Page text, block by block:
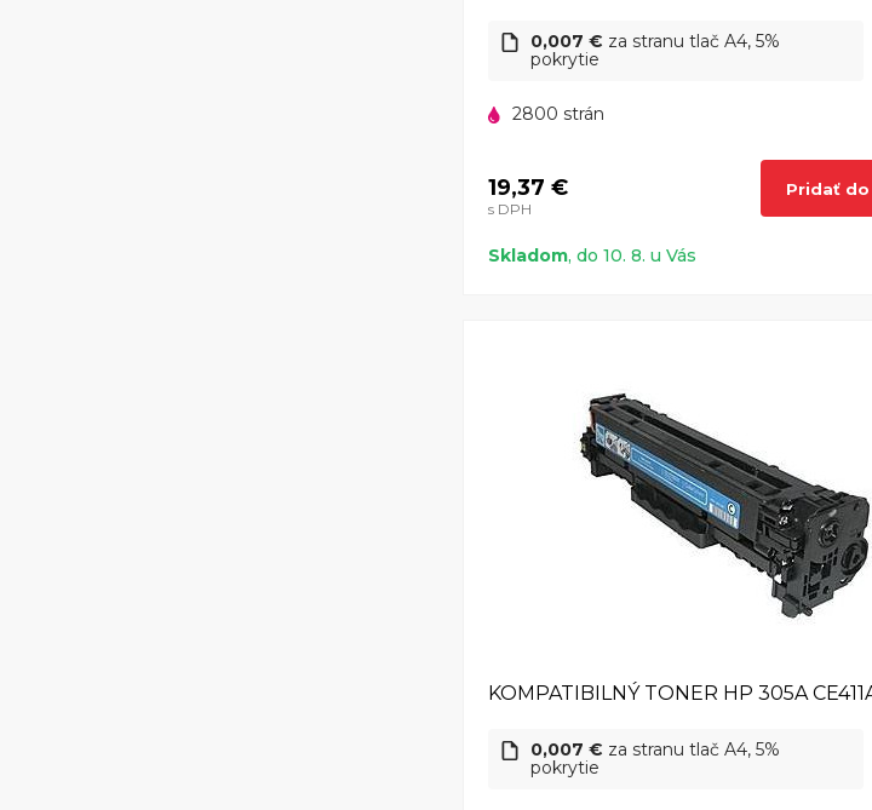
0,007 € za stranu tlač A4, 5%
pokrytie
2800 strán
19,37 €
s DPH
Pridať
Skladom, do 10. 8. u Vás
KOMPATIBILNÝ TONER HP 305A
0,007 € za stranu tlač A4, 5%
pokrytie